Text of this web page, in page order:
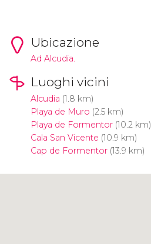
Ubicazione
Ad Alcudia.
Luoghi vicini
Alcudia (1.8 km)
Playa de Muro (2.5 km)
Playa de Formentor(10.2 km)
Cala San Vicente (10.9 km)
Cap de Formentor(13.9 km)